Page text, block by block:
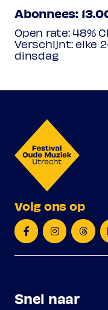
Abonnees:
Open rate: 48%
Verschijnt: elke
dinsdag
Volg ons op
Snel naar